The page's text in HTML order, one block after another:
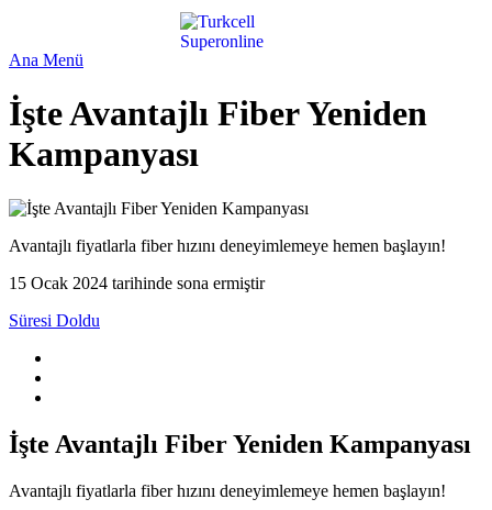
Ana Menü
İşte Avantajlı Fiber Yeniden
Kampanyası
Avantajlı fiyatlarla fiber hızını deneyimlemeye hemen başlayın!
15 Ocak 2024 tarihinde sona ermiştir
Süresi Doldu
İşte Avantajlı Fiber Yeniden Kampanyası
Avantajlı fiyatlarla fiber hızını deneyimlemeye hemen başlayın!